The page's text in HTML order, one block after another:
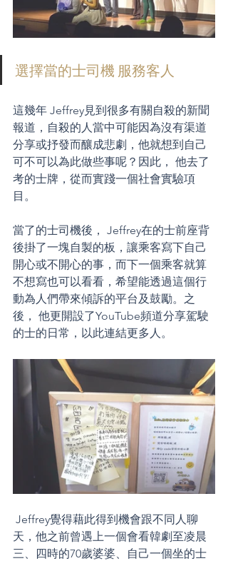
選擇當的士司機 服務客人
這幾年 Jeffrey見到很多有關自殺的新聞
報道，自殺的人當中可能因為沒有渠道
分享或抒發而釀成悲劇，他就想到自己
可不可以為此做些事呢？因此， 他去了
考的士牌，從而實踐一個社會實驗項
目。
當了的士司機後， Jeffrey在的士前座背
後掛了一塊自製的板，讓乘客寫下自己
開心或不開心的事，而下一個乘客就算
不想寫也可以看看，希望能透過這個行
動為人們帶來傾訴的平台及鼓勵。之
後， 他更開設了YouTube頻道分享駕駛
的士的日常，以此連結更多人。
Jeffrey覺得藉此得到機會跟不同人聊
天，他之前曾遇上一個會看韓劇至凌晨
三、四時的70歲婆婆、自己一個坐的士